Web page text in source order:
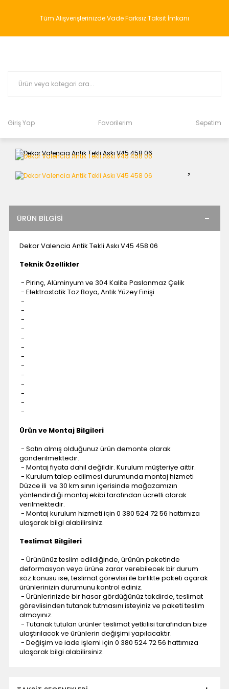
Tüm Alışverişlerinizde Vade Farksız Taksit İmkanı
Giriş Yap Favorilerim Sepetim
ÜRÜN BILGISI
Dekor Valencia Antik Tekli Askı V45 458 06
Teknik Özellikler
- Pirinç, Alüminyum ve 304 Kalite Paslanmaz Çelik
- Elektrostatik Toz Boya, Antik Yüzey Finişi
-
-
-
-
-
-
-
-
-
-
-
-
-
Ürün ve Montaj Bilgileri
- Satın almış olduğunuz ürün demonte olarak
gönderilmektedir.
- Montaj fiyata dahil değildir. Kurulum müşteriye aittir.
- Kurulum talep edilmesi durumunda montaj hizmeti
Düzce ili ve 30 km sınırı içerisinde mağazamızın
yönlendirdiği montaj ekibi tarafından ücretli olarak
verilmektedir.
- Montaj kurulum hizmeti için 0 380 524 72 56 hattımıza
ulaşarak bilgi alabilirsiniz.
Teslimat Bilgileri
- Ürününüz teslim edildiğinde, ürünün paketinde
deformasyon veya ürüne zarar verebilecek bir durum
söz konusu ise, teslimat görevlisi ile birlikte paketi açarak
ürünlerinizin durumunu kontrol ediniz.
- Ürünlerinizde bir hasar gördüğünüz takdirde, teslimat
görevlisinden tutanak tutmasını isteyiniz ve paketi teslim
almayınız.
- Tutanak tutulan ürünler teslimat yetkilisi tarafından bize
ulaştırılacak ve ürünlerin değişimi yapılacaktır.
- Değişim ve iade işlemi için 0 380 524 72 56 hattımıza
ulaşarak bilgi alabilirsiniz.